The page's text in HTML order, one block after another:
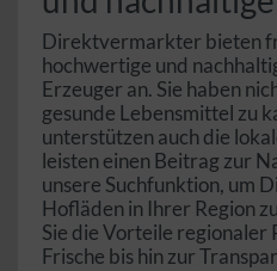
Direktvermarkter bieten
hochwertige und
Erzeuger an. Sie haben
gesunde Lebensmittel zu
unterstützen auch die
leisten einen Beitrag zur
unsere Suchfunktion, um
Hofläden in Ihrer Region
Sie die Vorteile regionaler
Frische bis hin zur